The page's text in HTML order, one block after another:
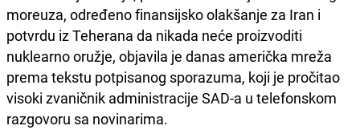
moreuza, određeno finansijsko olakšanje za Iran i
potvrdu iz Teherana da nikada neće proizvoditi
nuklearno oružje, objavila je danas američka mreža
prema tekstu potpisanog sporazuma, koji je pročitao
visoki zvaničnik administracije SAD-a u telefonskom
razgovoru sa novinarima.